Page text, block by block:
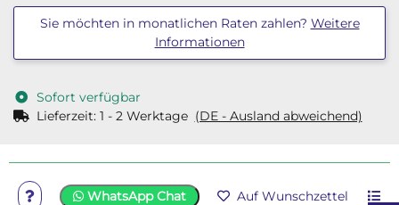
Sie möchten in monatlichen Raten zahlen? Weitere
Informationen
Sofort verfügbar
Lieferzeit: 1 - 2 Werktage (DE - Ausland abweichend)
WhatsApp Chat Auf Wunschzettel